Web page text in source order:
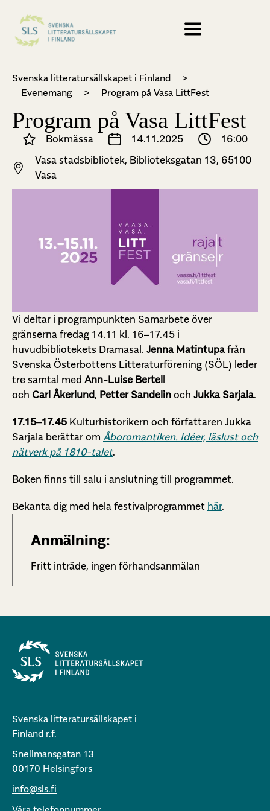
Svenska litteratursällskapet i Finland
>
Evenemang
> Program på Vasa LittFest
Program på Vasa LittFest
Bokmässa 14.11.2025
16:00
Vasa stadsbibliotek, Biblioteksgatan 13, 65100
Vasa
Vi deltar i programpunkten Samarbete över
gränserna fredag 14.11 kl. 16–17.45 i
huvudbibliotekets Dramasal. Jenna Matintupafrån
Svenska Österbottens Litteraturförening (SÖL) leder
tre samtal med Ann-Luise Bertel
och Carl Åkerlund, Petter Sandelin och Jukka Sarjala.
17.15–17.45 Kulturhistorikern och författaren Jukka
Sarjala berättar om Åboromantiken. Idéer, läslust och
nätverk på 1810-talet.
Boken finns till salu i anslutning till programmet.
Bekanta dig med hela festivalprogrammet här.
Anmälning:
Fritt inträde, ingen förhandsanmälan
Svenska litteratursällskapet i
Finland r.f.
Snellmansgatan 13
00170 Helsingfors
info@sls.fi